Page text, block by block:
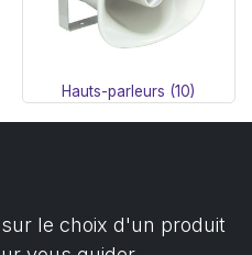
Hauts-parleurs (10)
le choix d'un produit